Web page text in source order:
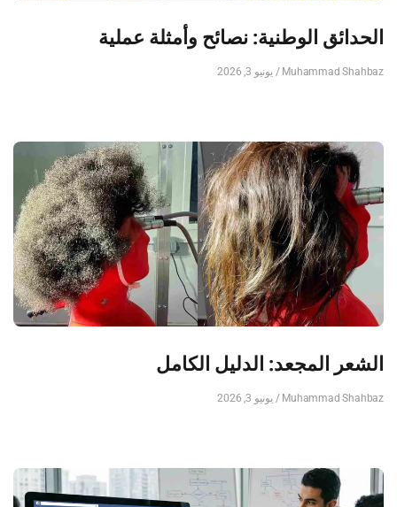
الحدائق الوطنية: نصائح وأمثلة عملية
Muhammad Shahbaz يونيو 3, 2026
الشعر المجعد: الدليل الكامل
Muhammad Shahbaz يونيو 3, 2026